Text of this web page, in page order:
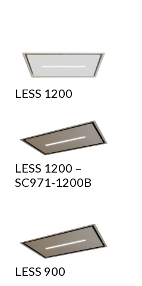
LESS 1200
LESS 1200 –
SC971-1200B
LESS 900